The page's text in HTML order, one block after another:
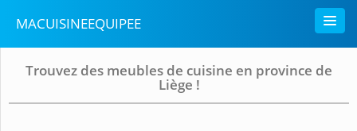
MACUISINEEQUIPEE
Trouvez des meubles de cuisine en province de
Liège !